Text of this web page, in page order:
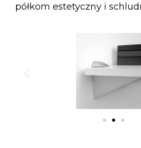
półkom estetyczny i